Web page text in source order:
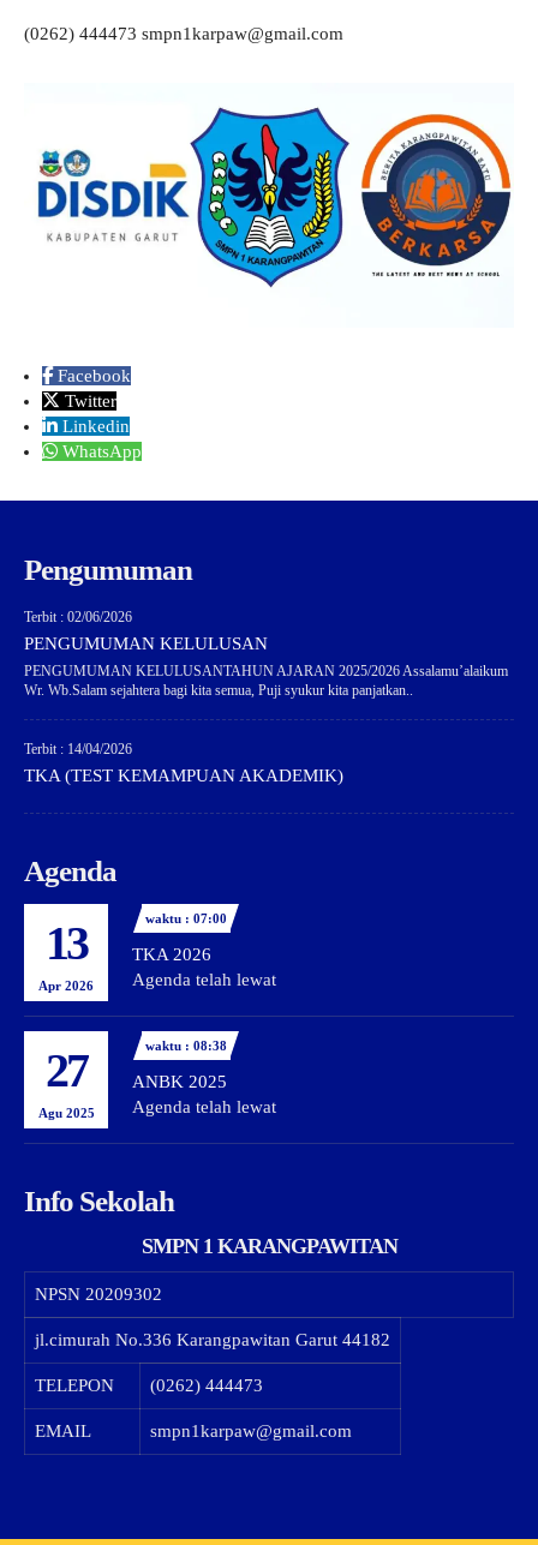
(0262) 444473 smpn1karpaw@gmail.com
Facebook
Twitter
Linkedin
WhatsApp
Pengumuman
Terbit : 02/06/2026
PENGUMUMAN KELULUSAN
PENGUMUMAN KELULUSANTAHUN AJARAN 2025/2026 Assalamu’alaikum
Wr. Wb.Salam sejahtera bagi kita semua, Puji syukur kita panjatkan..
Terbit : 14/04/2026
TKA (TEST KEMAMPUAN AKADEMIK)
Agenda
13
Apr 2026
waktu : 07:00
TKA 2026
Agenda telah lewat
27
Agu 2025
waktu : 08:38
ANBK 2025
Agenda telah lewat
Info Sekolah
SMPN 1 KARANGPAWITAN
NPSN 20209302
jl.cimurah No.336 Karangpawitan Garut 44182
TELEPON (0262) 444473
EMAIL smpn1karpaw@gmail.com